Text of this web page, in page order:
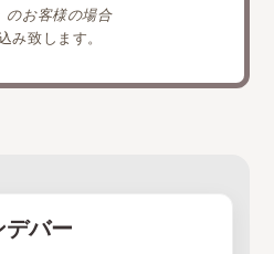
のお客様の場合
み致します。
バー